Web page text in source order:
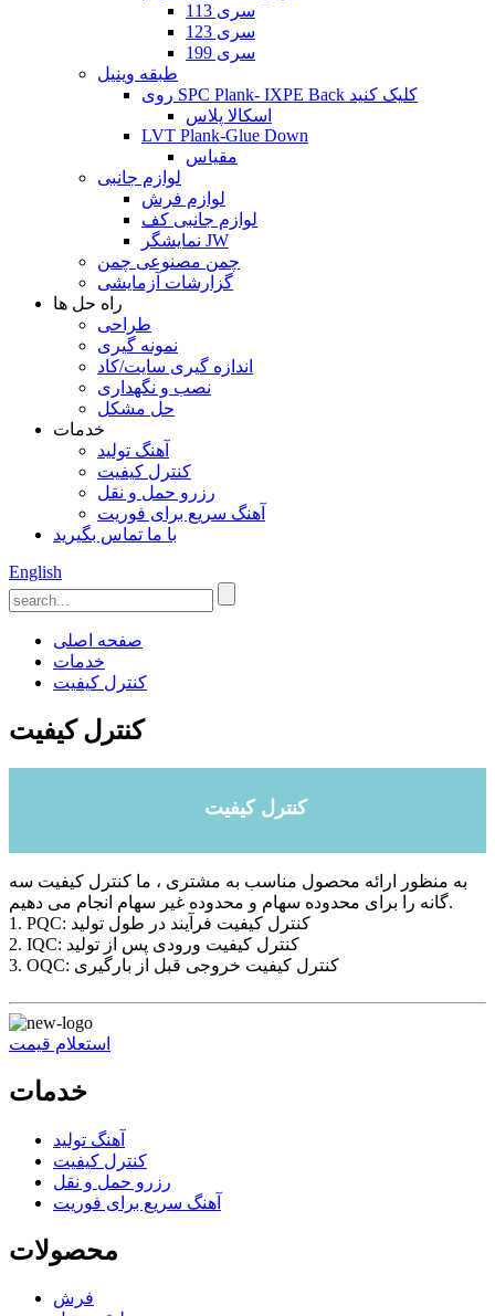
سری 113
سری 123
سری 199
طبقه وینیل
روی SPC Plank- IXPE Back کلیک کنید
اسکالا پلاس
LVT Plank-Glue Down
مقیاس
لوازم جانبی
لوازم فرش
لوازم جانبی کف
نمایشگر JW
چمن مصنوعی چمن
گزارشات آزمایشی
راه حل ها
طراحی
نمونه گیری
اندازه گیری سایت/کاد
نصب و نگهداری
حل مشکل
خدمات
آهنگ تولید
کنترل کیفیت
رزرو حمل و نقل
آهنگ سریع برای فوریت
با ما تماس بگیرید
English
صفحه اصلی
خدمات
کنترل کیفیت
کنترل کیفیت
کنترل کیفیت
به منظور ارائه محصول مناسب به مشتری ، ما کنترل کیفیت سه
گانه را برای محدوده سهام و محدوده غیر سهام انجام می دهیم.
1. PQC: کنترل کیفیت فرآیند در طول تولید
2. IQC: کنترل کیفیت ورودی پس از تولید
3. OQC: کنترل کیفیت خروجی قبل از بارگیری
استعلام قیمت
خدمات
آهنگ تولید
کنترل کیفیت
رزرو حمل و نقل
آهنگ سریع برای فوریت
محصولات
فرش